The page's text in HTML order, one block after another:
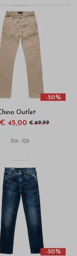
-50%
Outlet
45,00 € 89,99
104 - 128
-50%